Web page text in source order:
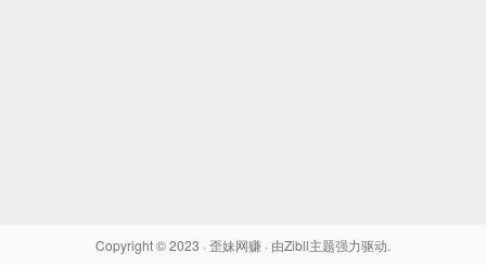
Copyright © 2023 · 歪妹网赚 · 由Zibll主题强力驱动.